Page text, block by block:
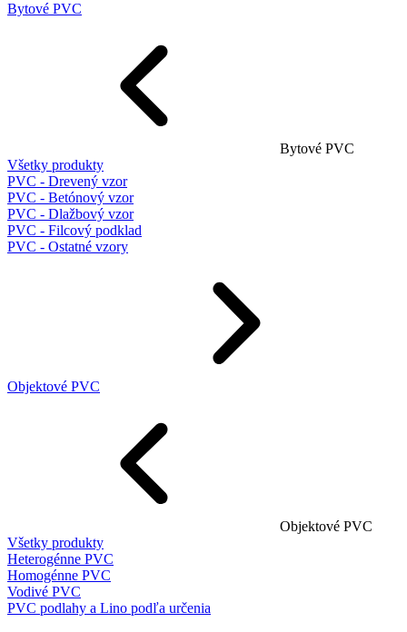
Bytové PVC
Bytové PVC
Všetky produkty
PVC - Drevený vzor
PVC - Betónový vzor
PVC - Dlažbový vzor
PVC - Filcový podklad
PVC - Ostatné vzory
Objektové PVC
Objektové PVC
Všetky produkty
Heterogénne PVC
Homogénne PVC
Vodivé PVC
PVC podlahy a Lino podľa určenia